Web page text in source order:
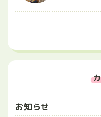
お知らせ